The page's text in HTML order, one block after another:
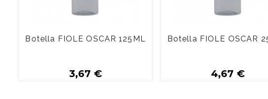
Botella FIOLE OSCAR 125ML
3,67 €
Botella FIOLE OSCAR
4,67 €